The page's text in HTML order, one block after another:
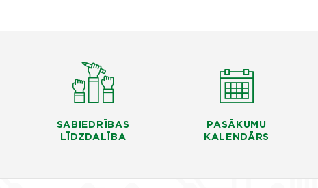
SABIEDRĪBAS
LĪDZDALĪBA
PASĀKUMU
KALENDĀRS